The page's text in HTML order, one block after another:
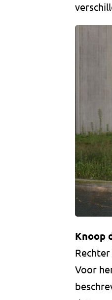
Knoop
Voor